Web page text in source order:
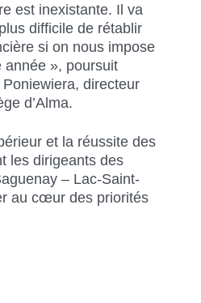
est inexistante. Il va
difficile de rétablir
si on nous impose
année », poursuit
directeur
d’Alma.
et la réussite des
les dirigeants des
– Lac-Saint-
au cœur des priorités